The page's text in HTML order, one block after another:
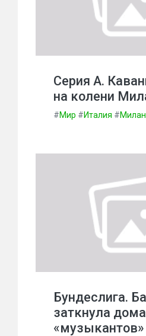
Серия А.
на колени
#Мир #Италия #Милан
Бундеслига.
заткнула дома
«музыкантов»